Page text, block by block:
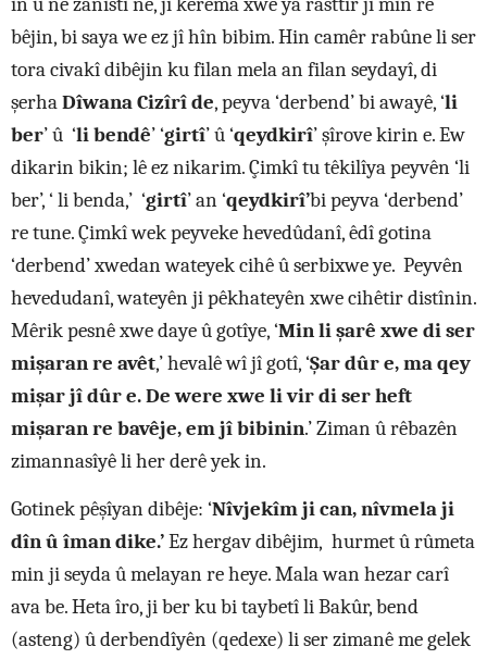
bêjin, bi saya we ez jî hîn bibim. Hin camêr rabûne li ser
tora civakî dibêjin ku filan mela an filan seydayî, di
şerhaDîwana Cizîrî de, peyva ‘derbend’ bi awayê, ‘li
ber’ û ‘li bendê’ ‘girtî’ û ‘qeydkirî’ şîrove kirin e. Ew
dikarin bikin; lê ez nikarim. Çimkî tu têkilîya peyvên ‘li
ber’, ‘ li benda,’ ‘girtî’ an ‘qeydkirî’bi peyva ‘derbend’
re tune. Çimkî wek peyveke hevedûdanî, êdî gotina
‘derbend’ xwedan wateyek cihê û serbixwe ye. Peyvên
hevedudanî, wateyên ji pêkhateyên xwe cihêtir distînin.
Mêrik pesnê xwe daye û gotîye, ‘Min li şarê xwe di ser
mişaran re avêt,’ hevalê wî jî gotî, ‘Şar dûr e, ma qey
mişar jî dûr e. De were xwe li vir di ser heft
mişaran re bavêje, em jî bibinin.’ Ziman û rêbazên
zimannasîyê li her derê yek in.
Gotinek pêşîyan dibêje: ‘Nîvjekîm ji can, nîvmela ji
dîn û îman dike.’Ez hergav dibêjim, hurmet û rûmeta
min ji seyda û melayan re heye. Mala wan hezar carî
ava be. Heta îro, ji ber ku bi taybetî li Bakûr, bend
(asteng) û derbendîyên (qedexe) li ser zimanê me gelek